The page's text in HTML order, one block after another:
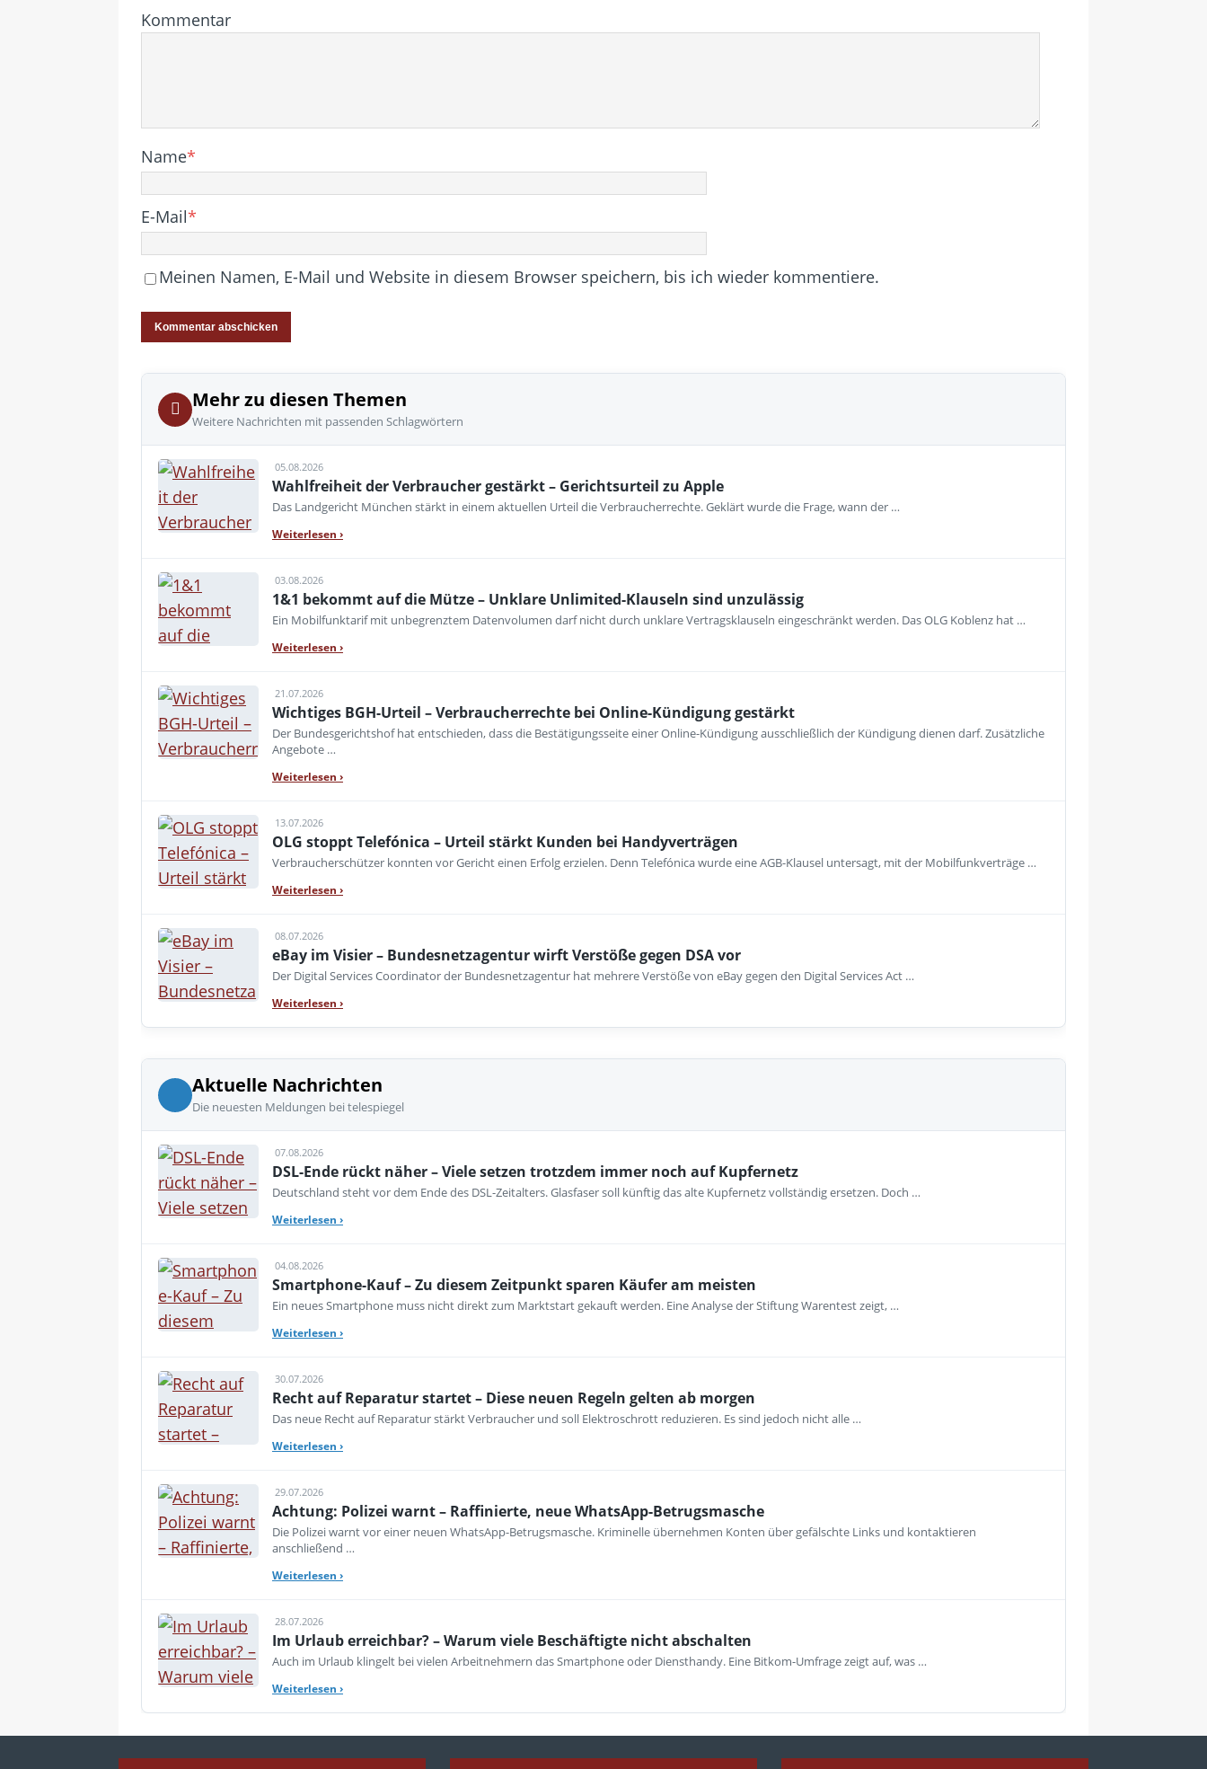
Kommentar
Name*
E-Mail*
Meinen Namen, E-Mail und Website in diesem Browser speichern, bis ich wieder kommentiere.
Mehr zu diesen Themen
Weitere Nachrichten mit passenden Schlagwörtern
05.08.2026
Wahlfreiheit der Verbraucher gestärkt – Gerichtsurteil zu Apple
Das Landgericht München stärkt in einem aktuellen Urteil die Verbraucherrechte. Geklärt wurde die Frage, wann der …
Weiterlesen ›
03.08.2026
1&1 bekommt auf die Mütze – Unklare Unlimited-Klauseln sind unzulässig
Ein Mobilfunktarif mit unbegrenztem Datenvolumen darf nicht durch unklare Vertragsklauseln eingeschränkt werden. Das OLG Koblenz hat …
Weiterlesen ›
21.07.2026
Wichtiges BGH-Urteil – Verbraucherrechte bei Online-Kündigung gestärkt
Der Bundesgerichtshof hat entschieden, dass die Bestätigungsseite einer Online-Kündigung ausschließlich der Kündigung dienen darf. Zusätzliche
Angebote …
Weiterlesen ›
13.07.2026
OLG stoppt Telefónica – Urteil stärkt Kunden bei Handyverträgen
Verbraucherschützer konnten vor Gericht einen Erfolg erzielen. Denn Telefónica wurde eine AGB-Klausel untersagt, mit der Mobilfunkverträge …
Weiterlesen ›
08.07.2026
eBay im Visier – Bundesnetzagentur wirft Verstöße gegen DSA vor
Der Digital Services Coordinator der Bundesnetzagentur hat mehrere Verstöße von eBay gegen den Digital Services Act …
Weiterlesen ›
Aktuelle Nachrichten
Die neuesten Meldungen bei telespiegel
07.08.2026
DSL-Ende rückt näher – Viele setzen trotzdem immer noch auf Kupfernetz
Deutschland steht vor dem Ende des DSL-Zeitalters. Glasfaser soll künftig das alte Kupfernetz vollständig ersetzen. Doch …
Weiterlesen ›
04.08.2026
Smartphone-Kauf – Zu diesem Zeitpunkt sparen Käufer am meisten
Ein neues Smartphone muss nicht direkt zum Marktstart gekauft werden. Eine Analyse der Stiftung Warentest zeigt, …
Weiterlesen ›
30.07.2026
Recht auf Reparatur startet – Diese neuen Regeln gelten ab morgen
Das neue Recht auf Reparatur stärkt Verbraucher und soll Elektroschrott reduzieren. Es sind jedoch nicht alle …
Weiterlesen ›
29.07.2026
Achtung: Polizei warnt – Raffinierte, neue WhatsApp-Betrugsmasche
Die Polizei warnt vor einer neuen WhatsApp-Betrugsmasche. Kriminelle übernehmen Konten über gefälschte Links und kontaktieren
anschließend …
Weiterlesen ›
28.07.2026
Im Urlaub erreichbar? – Warum viele Beschäftigte nicht abschalten
Auch im Urlaub klingelt bei vielen Arbeitnehmern das Smartphone oder Diensthandy. Eine Bitkom-Umfrage zeigt auf, was …
Weiterlesen ›